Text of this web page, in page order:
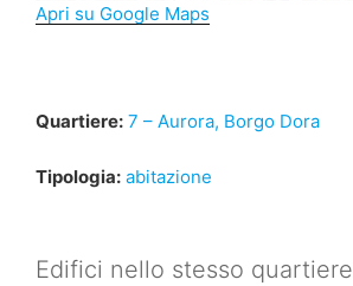
Apri su Google Maps
Quartiere: 7 – Aurora, Borgo Dora
Tipologia: abitazione
Edifici nello stesso quartiere